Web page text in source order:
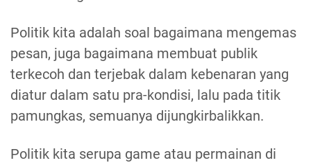
Politik kita adalah soal bagaimana mengemas
pesan, juga bagaimana membuat publik
terkecoh dan terjebak dalam kebenaran yang
diatur dalam satu pra-kondisi, lalu pada titik
pamungkas, semuanya dijungkirbalikkan.
Politik kita serupa game atau permainan di